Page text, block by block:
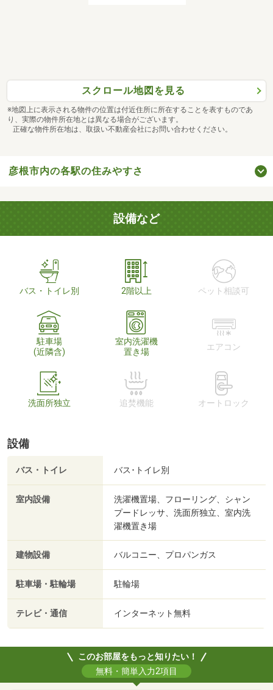
スクロール地図を見る
※地図上に表示される物件の位置は付近住所に所在することを表すものであ
り、実際の物件所在地とは異なる場合がございます。
正確な物件所在地は、取扱い不動産会社にお問い合わせください。
彦根市内の各駅の住みやすさ
設備など
バス・トイレ別 2階以上 ペット相談可
駐車場
(近隣含)
室内洗濯機
置き場
エアコン
洗面所独立 追焚機能 オートロック
設備
バス・トイレ バス･トイレ別
室内設備
洗濯機置場、フローリング、シャン
プードレッサ、洗面所独立、室内洗
濯機置き場
建物設備 バルコニー、プロパンガス
駐車場・駐輪場 駐輪場
テレビ・通信 インターネット無料
このお部屋をもっと知りたい！
無料・簡単入力2項目